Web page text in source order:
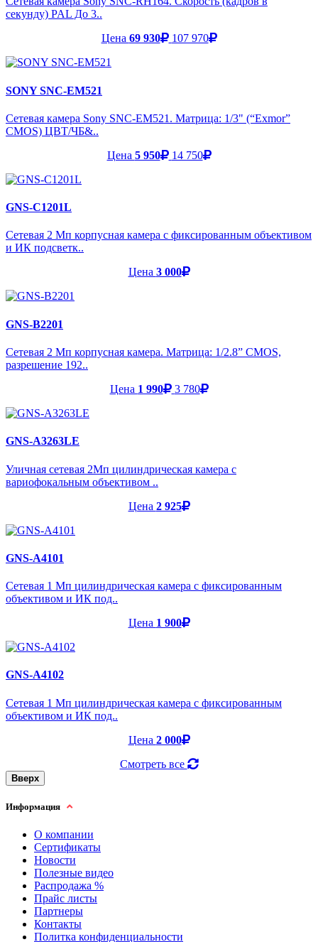
секунду) PAL До 3..
Цена 69 930 107 970
SONY SNC-EM521
Сетевая камера Sony SNC-EM521. Матрица: 1/3" (“Exmor”
CMOS) ЦВТ/ЧБ&..
Цена 5 950 14 750
GNS-C1201L
Сетевая 2 Мп корпусная камера с фиксированным объективом
и ИК подсветк..
Цена 3 000
GNS-B2201
Сетевая 2 Мп корпусная камера. Матрица: 1/2.8” CMOS,
разрешение 192..
Цена 1 990 3 780
GNS-A3263LE
Уличная сетевая 2Мп цилиндрическая камера с
вариофокальным объективом ..
Цена 2 925
GNS-A4101
Cетевая 1 Мп цилиндрическая камера с фиксированным
объективом и ИК под..
Цена 1 900
GNS-A4102
Cетевая 1 Мп цилиндрическая камера с фиксированным
объективом и ИК под..
Цена 2 000
Смотреть все
Вверх
Информация
О компании
Сертификаты
Новости
Полезные видео
Распродажа %
Прайс листы
Партнеры
Контакты
Политка конфиденциальности